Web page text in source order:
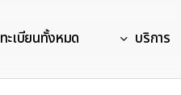
ทะเบียนทั้งหมด บริการ